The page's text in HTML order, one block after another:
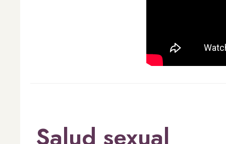
Salud sexual